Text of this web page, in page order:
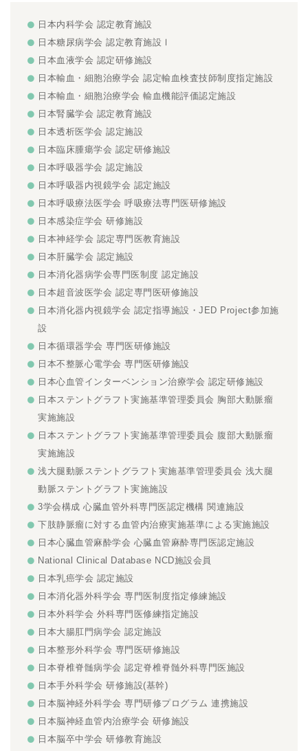
日本内科学会 認定教育施設
日本糖尿病学会 認定教育施設Ⅰ
日本血液学会 認定研修施設
日本輸血・細胞治療学会 認定輸血検査技師制度指定施設
日本輸血・細胞治療学会 輸血機能評価認定施設
日本腎臓学会 認定教育施設
日本透析医学会 認定施設
日本臨床腫瘍学会 認定研修施設
日本呼吸器学会 認定施設
日本呼吸器内視鏡学会 認定施設
日本呼吸療法医学会 呼吸療法専門医研修施設
日本感染症学会 研修施設
日本神経学会 認定専門医教育施設
日本肝臓学会 認定施設
日本消化器病学会専門医制度 認定施設
日本超音波医学会 認定専門医研修施設
日本消化器内視鏡学会 認定指導施設・JED Project参加施
設
日本循環器学会 専門医研修施設
日本不整脈心電学会 専門医研修施設
日本心血管インターベンション治療学会 認定研修施設
日本ステントグラフト実施基準管理委員会 胸部大動脈瘤
実施施設
日本ステントグラフト実施基準管理委員会 腹部大動脈瘤
実施施設
浅大腿動脈ステントグラフト実施基準管理委員会 浅大腿
動脈ステントグラフト実施施設
3学会構成 心臓血管外科専門医認定機構 関連施設
下肢静脈瘤に対する血管内治療実施基準による実施施設
日本心臓血管麻酔学会 心臓血管麻酔専門医認定施設
National Clinical Database NCD施設会員
日本乳癌学会 認定施設
日本消化器外科学会 専門医制度指定修練施設
日本外科学会 外科専門医修練指定施設
日本大腸肛門病学会 認定施設
日本整形外科学会 専門医研修施設
日本脊椎脊髄病学会 認定脊椎脊髄外科専門医施設
日本手外科学会 研修施設(基幹)
日本脳神経外科学会 専門研修プログラム 連携施設
日本脳神経血管内治療学会 研修施設
日本脳卒中学会 研修教育施設